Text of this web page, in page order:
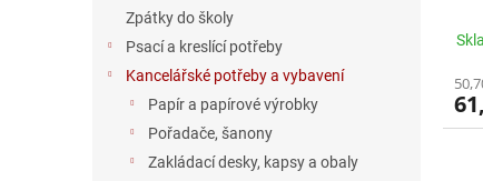
Zpátky do školy
Psací a kreslící potřeby
Kancelářské potřeby a vybavení
Papír a papírové výrobky
Pořadače, šanony
Zakládací desky, kapsy a obaly